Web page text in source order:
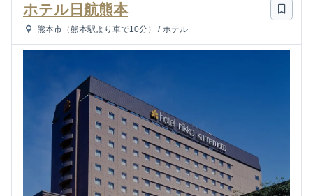
ホテル日航熊本
熊本市（熊本駅より車で10分） / ホテル